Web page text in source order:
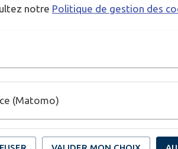
notre Politique de gestion des
(Matomo)